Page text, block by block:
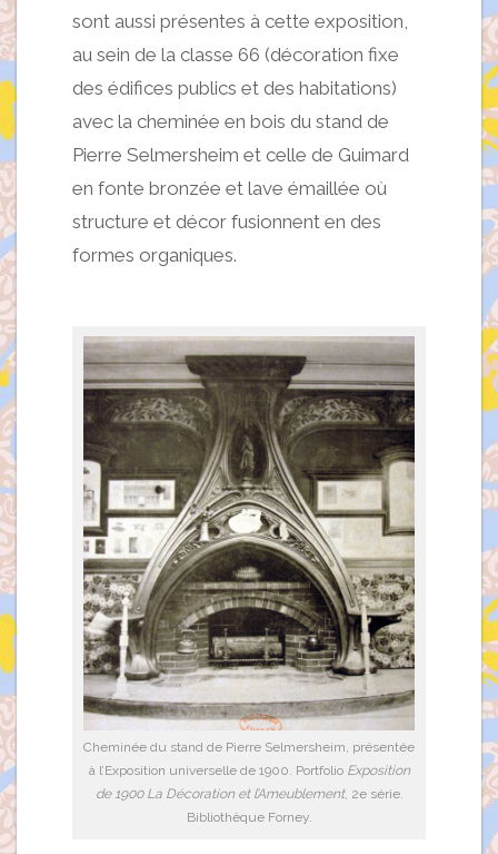
sont aussi présentes à cette exposition,
au sein de la classe 66 (décoration fixe
des édifices publics et des habitations)
avec la cheminée en bois du stand de
Pierre Selmersheim et celle de Guimard
en fonte bronzée et lave émaillée où
structure et décor fusionnent en des
formes organiques.
Cheminée du stand de Pierre Selmersheim, présentée
à l’Exposition universelle de 1900. Portfolio Exposition
de 1900 La Décoration et l’Ameublement, 2e série.
Bibliothèque Forney.